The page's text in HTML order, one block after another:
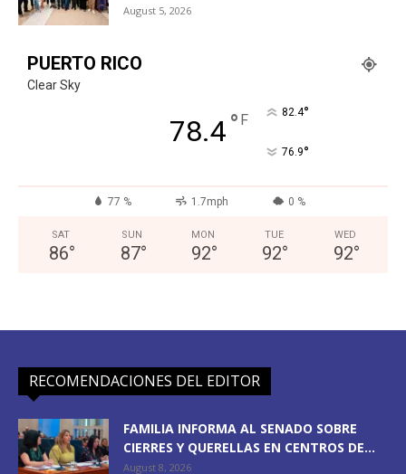
August 5, 2026
PUERTO RICO
Clear Sky
78.4° F 82.4°
76.9°
77 % 1.7mph 0 %
SAT
86°
SUN
87°
MON
92°
TUE
92°
WED
92°
RECOMENDACIONES DEL EDITOR
FAMILIA INFORMA AL SENADO SOBRE
CIERRES Y QUERELLAS EN CENTROS DE...
August 8, 2026